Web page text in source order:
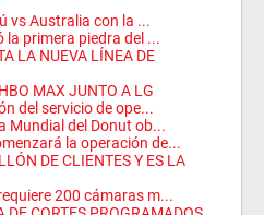
vs Australia con la ...
primera piedra del ...
LA NUEVA LÍNEA DE
MAX JUNTO A LG
del servicio de ope...
Mundial del Donut ob...
la operación de...
DE CLIENTES Y ES LA
200 cámaras m...